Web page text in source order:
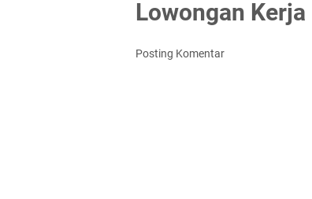
Lowongan
Posting Komentar